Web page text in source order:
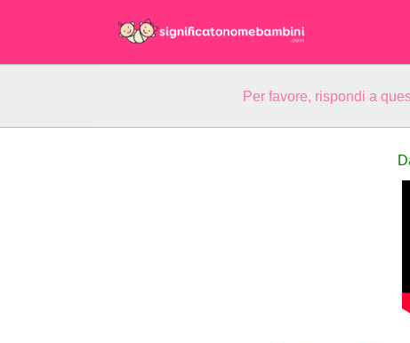
Per favore, rispondi a